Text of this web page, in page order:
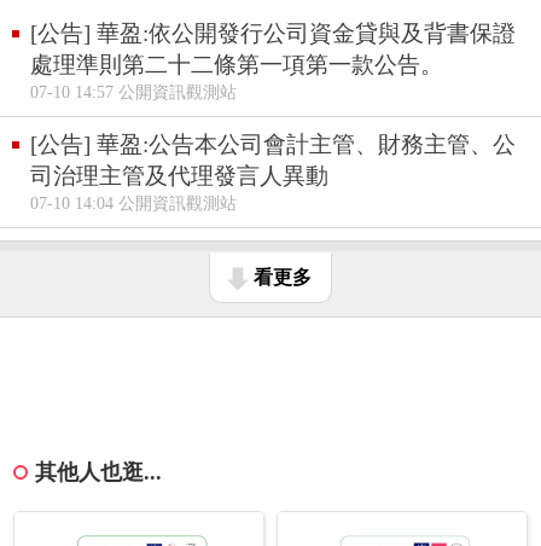
[公告] 華盈:依公開發行公司資金貸與及背書保證
處理準則第二十二條第一項第一款公告。
07-10 14:57 公開資訊觀測站
[公告] 華盈:公告本公司會計主管、財務主管、公
司治理主管及代理發言人異動
07-10 14:04 公開資訊觀測站
看更多
其他人也逛...